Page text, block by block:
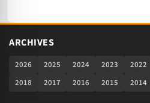
ARCHIVES
2026 2025 2024 2023 2022
2018
2017 2016 2015 2014